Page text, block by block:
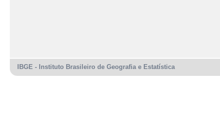
IBGE - Instituto Brasileiro de Geografia e Estatística